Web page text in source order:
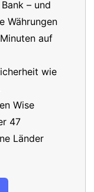
– und
Währungen
auf
wie
Wise
47
Länder